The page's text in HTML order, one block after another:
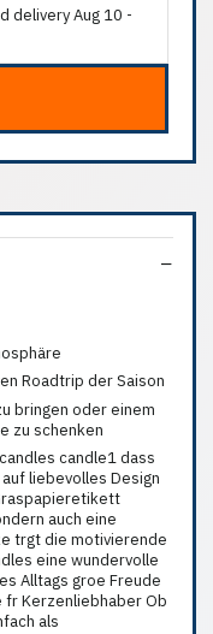
deliveryAug 10 -
Roadtrip der Saison
bringen oder einem
zu schenken
candle1 dass
liebevolles Design
auch eine
trgt die motivierende
eine wundervolle
Alltags groe Freude
Kerzenliebhaber Ob
als